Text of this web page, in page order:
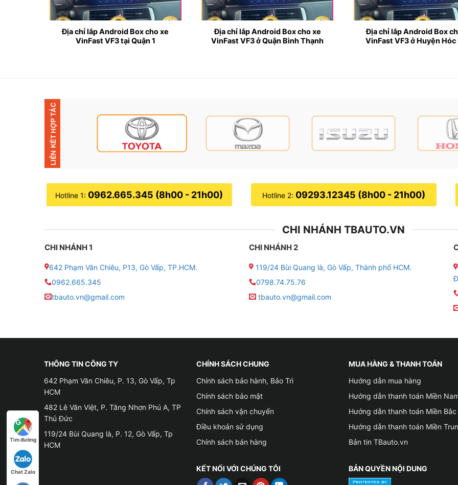
Địa điểm lắp Camera 360 cho xe VinFast VF3 chất lượng tại
♥︎ Đặc điểm của Camera 360 cho xe VinFast VF3:
rõ ra lộ trình tiếp theo mà xe lùi lại vị trí đó.
Địa điểm lắp Camera 360 cho xe VinFast VF3 uy tín tại Gò Vấp
✦ Điều này giúp hỗ trợ người lái xe tránh được những va chạm phía sau. Tương tự như vậy khi tài xế xi
Địa chỉ lắp Android Box cho xe
VinFast VF3 tại Quận 1
Địa chỉ lắp Android Box cho xe
VinFast VF3 ở Quận Bình Thạnh
Địa chỉ lắp Android Box
VinFast VF3 ở Huyện Hóc
Hotline 1: 0962.665.345 (8h00 - 21h00) Hotline 2: 09293.12345 (8h00 - 21h00)
CHI NHÁNH TBAUTO.VN
CHI NHÁNH 1
642 Phạm Văn Chiêu, P13, Gò Vấp, TP.HCM.
0962.665.345
tbauto.vn@gmail.com
CHI NHÁNH 2
119/24 Bùi Quang là, Gò Vấp, Thành phố HCM.
0798.74.75.76
tbauto.vn@gmail.com
THÔNG TIN CÔNG TY
642 Phạm Văn Chiêu, P. 13, Gò Vấp, Tp
HCM
482 Lê Văn Việt, P. Tăng Nhơn Phú A, TP
Thủ Đức
119/24 Bùi Quang là, P. 12, Gò Vấp, Tp
HCM
CHÍNH SÁCH CHUNG
Chính sách bảo hành, Bảo Trì
Chính sách bảo mật
Chính sách vận chuyển
Điều khoản sử dụng
Chính sách bán hàng
MUA HÀNG & THANH TOÁN
Hướng dẫn mua hàng
Hướng dẫn thanh toán Miền
Hướng dẫn thanh toán Miền Bắc
Hướng dẫn thanh toán Miền
Bản tin TBauto.vn
KẾT NỐI VỚI CHÚNG TÔI BẢN QUYỀN NỘI DUNG
Tìm đường
Chat Zalo